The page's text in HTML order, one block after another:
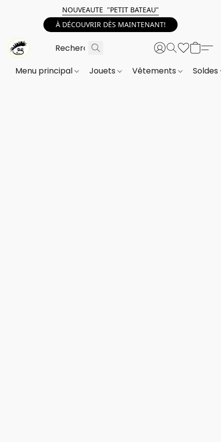
NOUVEAUTE "PETIT BATEAU"
À DÉCOUVRIR DÈS MAINTENANT!
Menu principal Jouets Vêtements Soldes